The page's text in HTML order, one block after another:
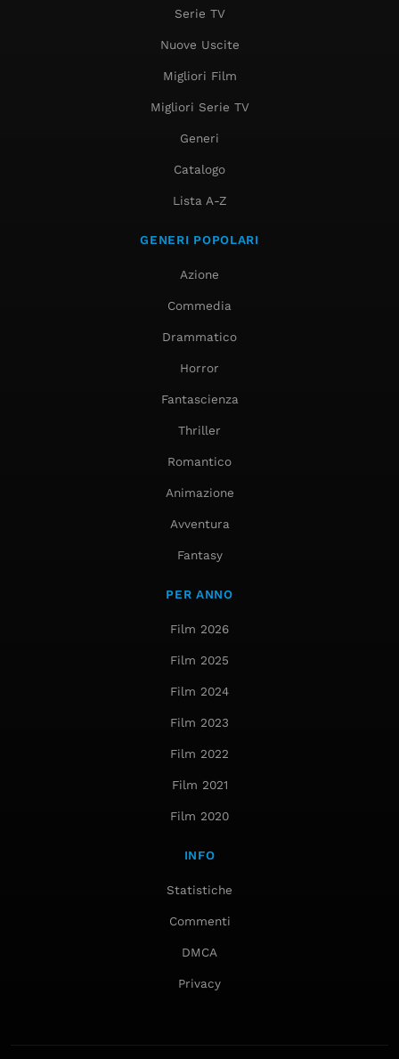
Serie TV
Nuove Uscite
Migliori Film
Migliori Serie TV
Generi
Catalogo
Lista A-Z
GENERI POPOLARI
Azione
Commedia
Drammatico
Horror
Fantascienza
Thriller
Romantico
Animazione
Avventura
Fantasy
PER ANNO
Film 2026
Film 2025
Film 2024
Film 2023
Film 2022
Film 2021
Film 2020
INFO
Statistiche
Commenti
DMCA
Privacy